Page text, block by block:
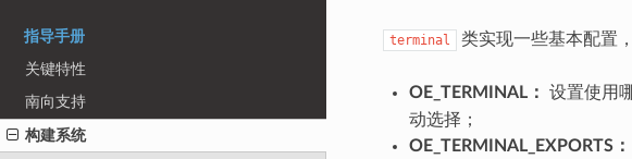
指导手册
关键特性
南向支持
构建系统
terminal 类实现一些基本配置
OE_TERMINAL： 设置使用
动选择；
OE_TERMINAL_EXPORTS：